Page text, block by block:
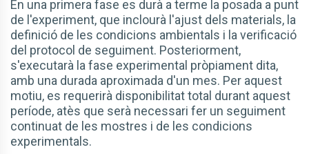
En una primera fase es durà a terme la posada a punt
de l'experiment, que inclourà l'ajust dels materials, la
definició de les condicions ambientals i la verificació
del protocol de seguiment. Posteriorment,
s'executarà la fase experimental pròpiament dita,
amb una durada aproximada d'un mes. Per aquest
motiu, es requerirà disponibilitat total durant aquest
període, atès que serà necessari fer un seguiment
continuat de les mostres i de les condicions
experimentals.